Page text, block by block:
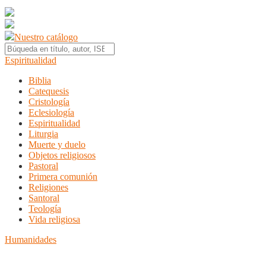
Nuestro catálogo
Espiritualidad
Biblia
Catequesis
Cristología
Eclesiología
Espiritualidad
Liturgia
Muerte y duelo
Objetos religiosos
Pastoral
Primera comunión
Religiones
Santoral
Teología
Vida religiosa
Humanidades